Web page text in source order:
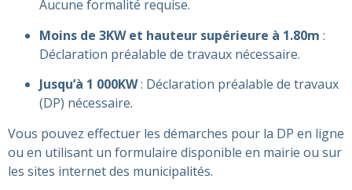
Aucune formalité requise.
Moins de 3KW et hauteur supérieure à 1.80m :
Déclaration préalable de travaux nécessaire.
Jusqu’à 1 000KW: Déclaration préalable de travaux
(DP) nécessaire​​.
Vous pouvez effectuer les démarches pour la DP en ligne
ou en utilisant un formulaire disponible en mairie ou sur
les sites internet des municipalités​​.